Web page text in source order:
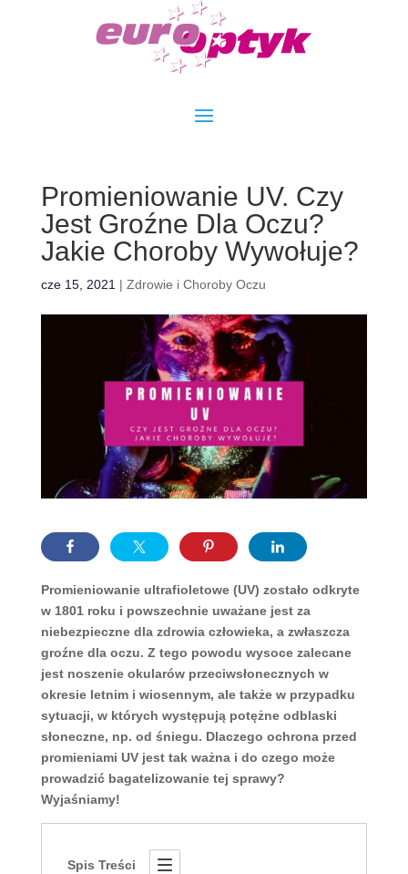
Promieniowanie UV. Czy
Jest Groźne Dla Oczu?
Jakie Choroby Wywołuje?
cze 15, 2021 | Zdrowie i Choroby Oczu
Promieniowanie ultrafioletowe (UV) zostało odkryte
w 1801 roku i powszechnie uważane jest za
niebezpieczne dla zdrowia człowieka, a zwłaszcza
groźne dla oczu. Z tego powodu wysoce zalecane
jest noszenie okularów przeciwsłonecznych w
okresie letnim i wiosennym, ale także w przypadku
sytuacji, w których występują potężne odblaski
słoneczne, np. od śniegu. Dlaczego ochrona przed
promieniami UV jest tak ważna i do czego może
prowadzić bagatelizowanie tej sprawy?
Wyjaśniamy!
Spis Treści